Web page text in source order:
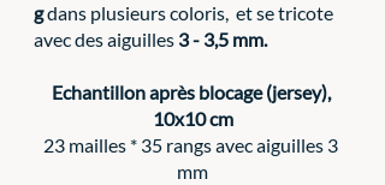
g dans plusieurs coloris,  et se tricote
avec des aiguilles 3 - 3,5 mm.
Echantillon après blocage (jersey),
10x10 cm
23 mailles * 35 rangs avec aiguilles 3
mm